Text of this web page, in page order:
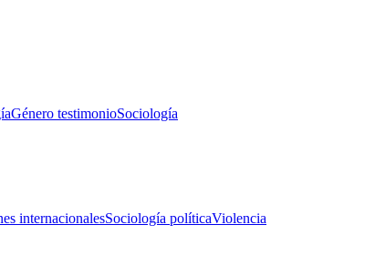
Género testimonioSociología
internacionalesSociología políticaViolencia